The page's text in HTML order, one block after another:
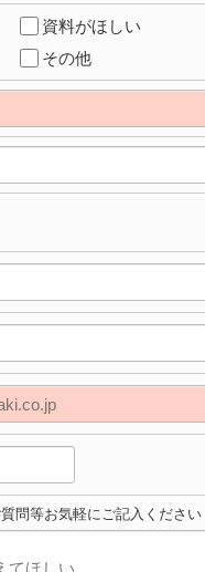
資料がほしい
その他
問等お気軽にご記入ください